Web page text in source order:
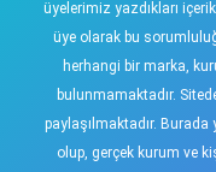
üyelerimiz yazdıkları
üye olarak bu
herhangi bir marka,
bulunmamaktadır.
paylaşılmaktadır.
olup, gerçek kurum ve